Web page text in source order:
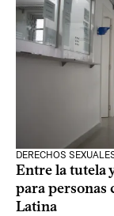
DERECHOS
Entre la tutela
para personas
Latina